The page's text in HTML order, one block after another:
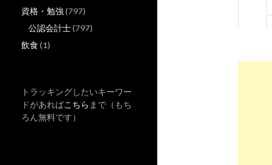
資格・勉強 (797)
公認会計士 (797)
飲食 (1)
トラッキングしたいキーワー
ドがあればこちら まで（もち
ろん無料です）